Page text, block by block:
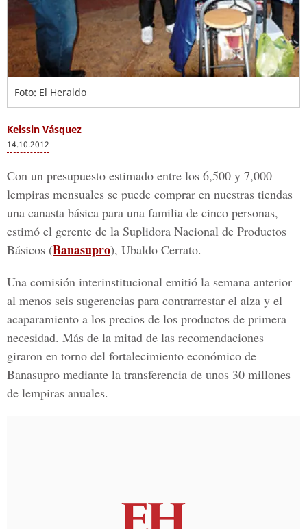
Foto: El Heraldo
Kelssin Vásquez
14.10.2012
Con un presupuesto estimado entre los 6,500 y 7,000
lempiras mensuales se puede comprar en nuestras tiendas
una canasta básica para una familia de cinco personas,
estimó el gerente de la Suplidora Nacional de Productos
Básicos (Banasupro), Ubaldo Cerrato.
Una comisión interinstitucional emitió la semana anterior
al menos seis sugerencias para contrarrestar el alza y el
acaparamiento a los precios de los productos de primera
necesidad. Más de la mitad de las recomendaciones
giraron en torno del fortalecimiento económico de
Banasupro mediante la transferencia de unos 30 millones
de lempiras anuales.